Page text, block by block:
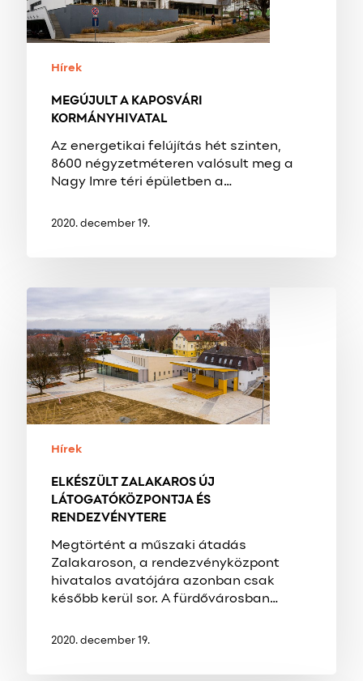
Hírek
MEGÚJULT A KAPOSVÁRI
KORMÁNYHIVATAL
Az energetikai felújítás hét szinten,
8600 négyzetméteren valósult meg a
Nagy Imre téri épületben a…
2020. december 19.
ELKÉSZÜLT
ÚJ
LÁTOGATÓKÖZPONTJA
ÉS
RENDEZVÉNYTERE
Hírek
ELKÉSZÜLT ZALAKAROS ÚJ
LÁTOGATÓKÖZPONTJA ÉS
RENDEZVÉNYTERE
Megtörtént a műszaki átadás
Zalakaroson, a rendezvényközpont
hivatalos avatójára azonban csak
később kerül sor. A fürdővárosban…
2020. december 19.